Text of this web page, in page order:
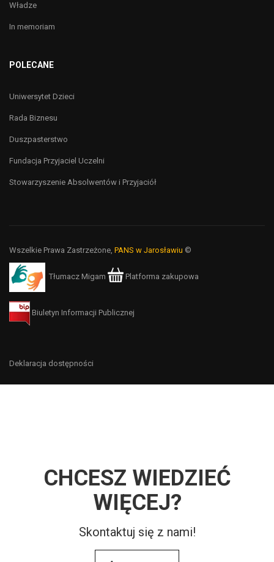
Władze
In memoriam
POLECANE
Uniwersytet Dzieci
Rada Biznesu
Duszpasterstwo
Fundacja Przyjaciel Uczelni
Stowarzyszenie Absolwentów i Przyjaciół
Wszelkie Prawa Zastrzeżone, PANS w Jarosławiu ©
Tłumacz Migam Platforma zakupowa
Biuletyn Informacji Publicznej
Deklaracja dostępności
CHCESZ WIEDZIEĆ
WIĘCEJ?
Skontaktuj się z nami!